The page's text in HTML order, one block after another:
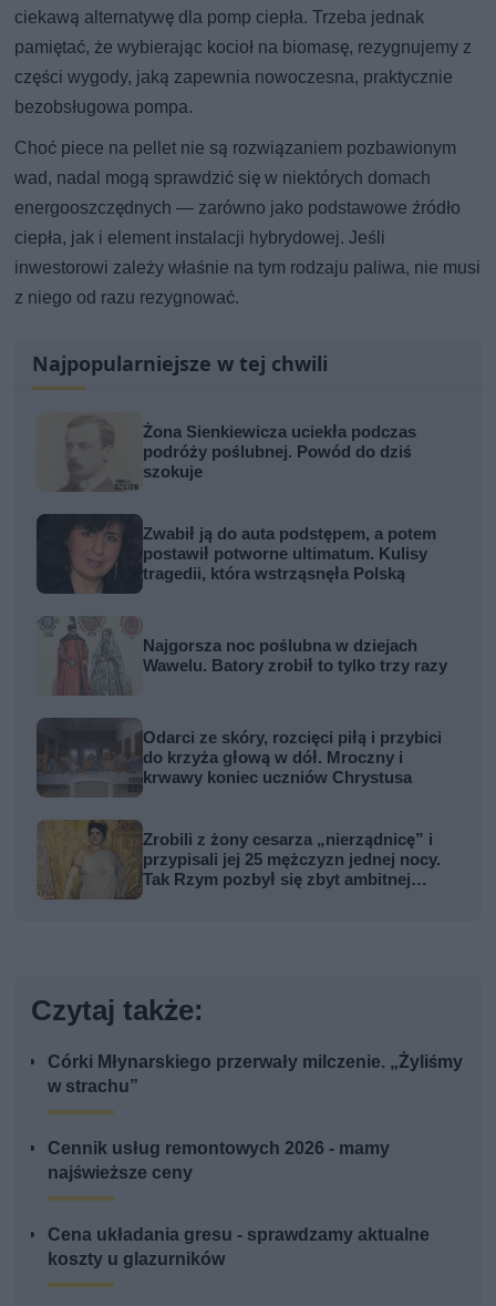
ciekawą alternatywę dla pomp ciepła. Trzeba jednak
pamiętać, że wybierając kocioł na biomasę, rezygnujemy z
części wygody, jaką zapewnia nowoczesna, praktycznie
bezobsługowa pompa.
Choć piece na pellet nie są rozwiązaniem pozbawionym
wad, nadal mogą sprawdzić się w niektórych domach
energooszczędnych — zarówno jako podstawowe źródło
ciepła, jak i element instalacji hybrydowej. Jeśli
inwestorowi zależy właśnie na tym rodzaju paliwa, nie musi
z niego od razu rezygnować.
Najpopularniejsze w tej chwili
Żona Sienkiewicza uciekła podczas
podróży poślubnej. Powód do dziś
szokuje
Zwabił ją do auta podstępem, a potem
postawił potworne ultimatum. Kulisy
tragedii, która wstrząsnęła Polską
Najgorsza noc poślubna w dziejach
Wawelu. Batory zrobił to tylko trzy razy
Odarci ze skóry, rozcięci piłą i przybici
do krzyża głową w dół. Mroczny i
krwawy koniec uczniów Chrystusa
Zrobili z żony cesarza „nierządnicę” i
przypisali jej 25 mężczyzn jednej nocy.
Tak Rzym pozbył się zbyt ambitnej
Czytaj także:
Córki Młynarskiego przerwały milczenie. „Żyliśmy
w strachu”
Cennik usług remontowych 2026 - mamy
najświeższe ceny
Cena układania gresu - sprawdzamy aktualne
koszty u glazurników